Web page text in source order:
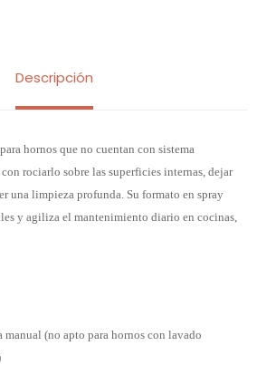
Descripción
hornos que no cuentan con sistema
rociarlo sobre las superficies internas, dejar
una limpieza profunda. Su formato en spray
y agiliza el mantenimiento diario en cocinas,
(no apto para hornos con lavado